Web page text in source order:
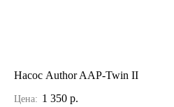
Насос Author AAP-Twin II
Цена: 1 350 р.